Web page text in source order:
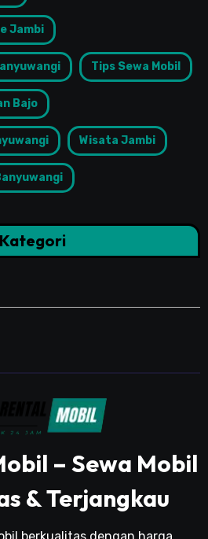
Jambi
Tips Sewa Mobil
Bajo
Wisata Jambi
Kategori
– Sewa Mobil
& Terjangkau